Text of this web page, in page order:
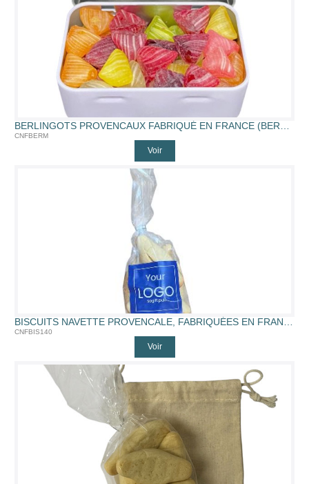
BERLINGOTS PROVENCAUX FABRIQUÉ EN FRANCE (BERLINGOT EN BOITE)
CNFBERM
Voir
BISCUITS NAVETTE PROVENCALE, FABRIQUÉES EN FRANCE (140G)
CNFBIS140
Voir